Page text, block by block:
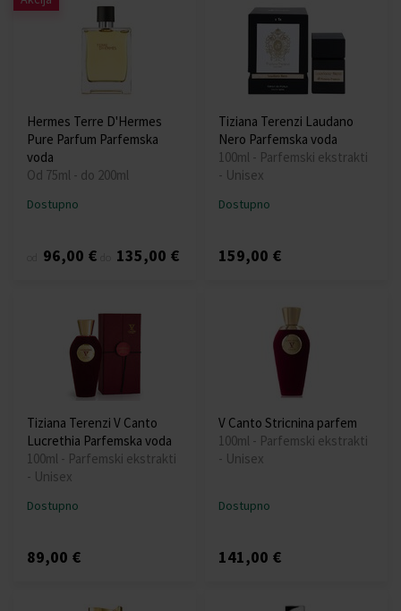
Hermes Terre D'Hermes
Pure Parfum Parfemska
voda
Od 75ml - do 200ml
Dostupno
96,00 € 135,00 €
Tiziana Terenzi Laudano
Nero Parfemska voda
100ml - Parfemski ekstrakti
- Unisex
Dostupno
159,00 €
Tiziana Terenzi V Canto
Lucrethia Parfemska voda
100ml - Parfemski ekstrakti
- Unisex
Dostupno
89,00 €
V Canto Stricnina parfem
100ml - Parfemski ekstrakti
- Unisex
Dostupno
141,00 €